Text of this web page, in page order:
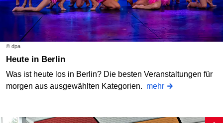
© dpa
Heute in Berlin
Was ist heute los in Berlin? Die besten Veranstaltungen für
morgen aus ausgewählten Kategorien. mehr